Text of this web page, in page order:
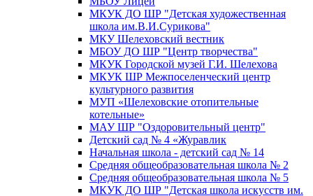
МКУК ДО ШР "Детская художественная
школа им.В.И.Сурикова"
МКУ Шелеховский вестник
МБОУ ДО ШР "Центр творчества"
МКУК Городской музей Г.И. Шелехова
МКУК ШР Межпоселенческий центр
культурного развития
МУП «Шелеховские отопительные
котельные»
МАУ ШР "Оздоровительный центр"
Детский сад № 4 «Журавлик
Начальная школа - детский сад № 14
Средняя общеобразовательная школа № 2
Средняя общеобразовательная школа № 5
МКУК ДО ШР "Детская школа искусств им.